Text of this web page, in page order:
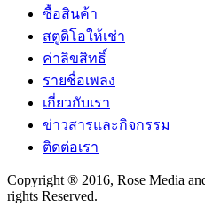
ซื้อสินค้า
สตูดิโอให้เช่า
ค่าลิขสิทธิ์
รายชื่อเพลง
เกี่ยวกับเรา
ข่าวสารและกิจกรรม
ติดต่อเรา
Copyright ® 2016, Rose Media
rights Reserved.